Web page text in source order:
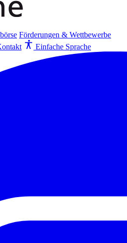
Förderungen & Wettbewerbe
Einfache Sprache